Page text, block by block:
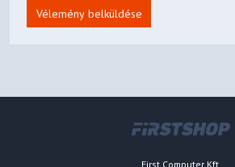
Vélemény belküldése
First Computer Kft.